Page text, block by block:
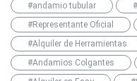
#andamio tubular
#Representante Oficial
#Alquiler de Herramientas
#Andamios Colgantes